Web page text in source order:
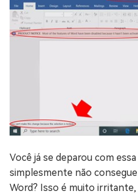
Você já se deparou com
simplesmente não
Word? Isso é muito